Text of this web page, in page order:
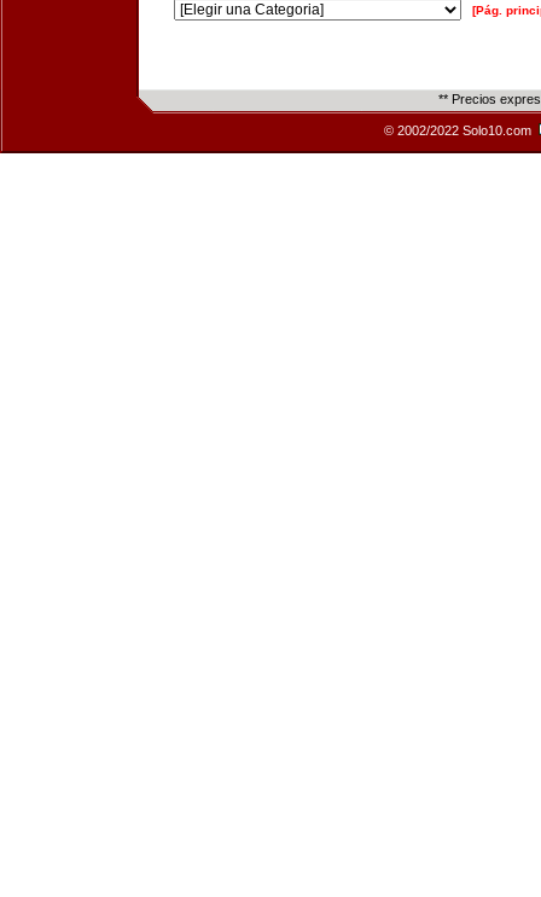
[Pág.
** Precios
© 2002/2022 Solo10.com